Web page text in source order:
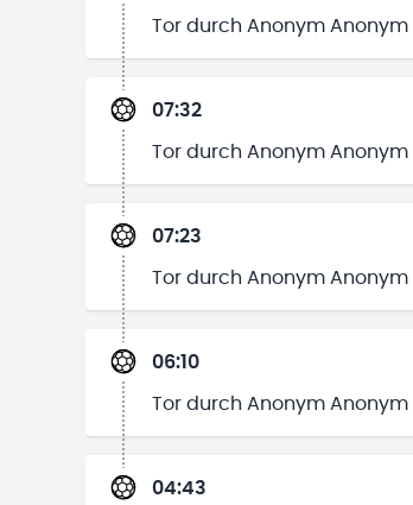
Tor durch Anonym Anonym
07:32
Tor durch Anonym Anonym
07:23
Tor durch Anonym Anonym
06:10
Tor durch Anonym Anonym
04:43